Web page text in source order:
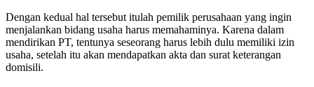
Dengan kedual hal tersebut itulah pemilik perusahaan yang ingin
menjalankan bidang usaha harus memahaminya. Karena dalam
mendirikan PT, tentunya seseorang harus lebih dulu memiliki izin
usaha, setelah itu akan mendapatkan akta dan surat keterangan
domisili.